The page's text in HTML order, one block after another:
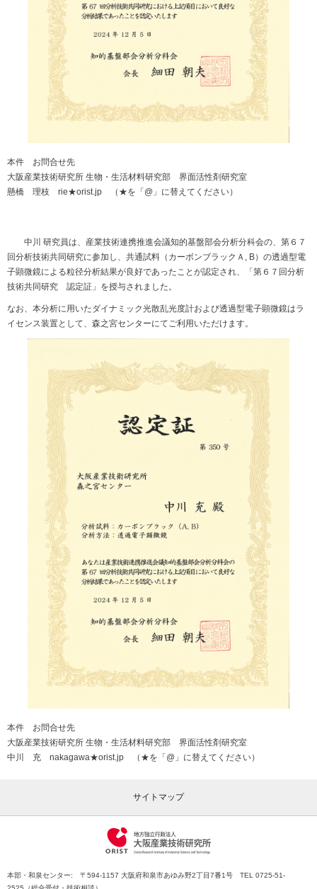
本件 お問合せ先
大阪産業技術研究所 生物・生活材料研究部 界面活性剤研究室
懸橋 理枝 rie★orist.jp （★を「@」に替えてください）
中川 研究員は、産業技術連携推進会議知的基盤部会分析分科会の、第６７
回分析技術共同研究に参加し、共通試料（カーボンブラックＡ, B）の透過型電
子顕微鏡による粒径分析結果が良好であったことが認定され、「第６７回分析
技術共同研究 認定証」を授与されました。
なお、本分析に用いたダイナミック光散乱光度計および透過型電子顕微鏡はラ
イセンス装置として、森之宮センターにてご利用いただけます。
本件 お問合せ先
大阪産業技術研究所 生物・生活材料研究部 界面活性剤研究室
中川 充 nakagawa★orist.jp （★を「@」に替えてください）
サイトマップ
本部・和泉センター: 〒594-1157 大阪府和泉市あゆみ野2丁目7番1号 TEL 0725-51-